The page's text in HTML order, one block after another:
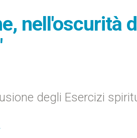
nell'oscurità
degli Esercizi